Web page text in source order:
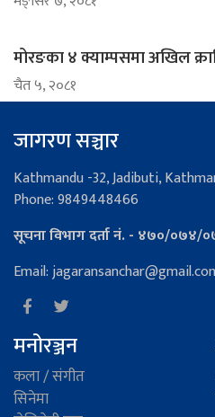
मोरङका ४ क्याम्पसमा अखिल
चैत ५, २०८१
जागरण सञ्चार
Kathmandu -32, Jadibuti,
Phone: 9849448466
सूचना विभाग दर्ता नं. - ४७०/०७४/
Email:
मनोरञ्जन
कला / संगीत
सिनेमा